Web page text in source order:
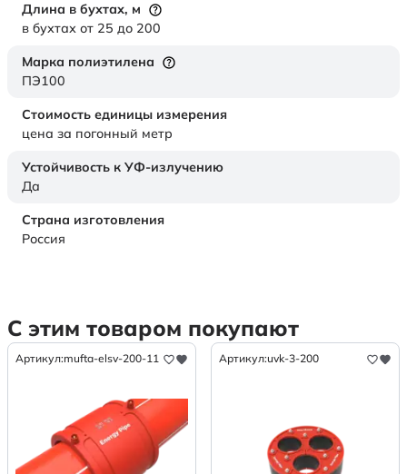
Длина в бухтах, м
в бухтах от 25 до 200
Марка полиэтилена
ПЭ100
Стоимость единицы измерения
цена за погонный метр
Устойчивость к УФ-излучению
Да
Страна изготовления
Россия
С этим товаром покупают
Артикул:mufta-elsv-200-11 Артикул:uvk-3-200